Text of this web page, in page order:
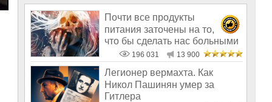
Почти все продукты
питания заточены на то,
что бы сделать нас больными
и бесплодным
196 031 13 900
Легионер вермахта. Как
Никол Пашинян умер за
Гитлера